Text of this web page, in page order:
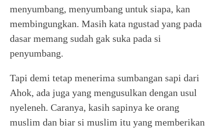
menyumbang, menyumbang untuk siapa, kan
membingungkan. Masih kata ngustad yang pada
dasar memang sudah gak suka pada si
penyumbang.
Tapi demi tetap menerima sumbangan sapi dari
Ahok, ada juga yang mengusulkan dengan usul
nyeleneh. Caranya, kasih sapinya ke orang
muslim dan biar si muslim itu yang memberikan